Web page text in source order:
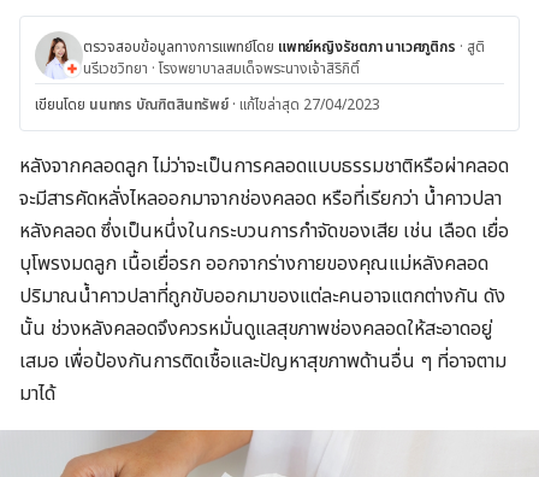
ตรวจสอบข้อมูลทางการแพทย์โดย แพทย์หญิงรัชตภา นาเวศภูติกร · สูติ
นรีเวชวิทยา ·โรงพยาบาลสมเด็จพระนางเจ้าสิริกิติ์
เขียนโดย นนทกร บัณฑิตสินทรัพย์ · แก้ไขล่าสุด 27/04/2023
หลังจากคลอดลูก ไม่ว่าจะเป็นการคลอดแบบธรรมชาติหรือผ่าคลอด
จะมีสารคัดหลั่งไหลออกมาจากช่องคลอด หรือที่เรียกว่า น้ำคาวปลา
หลังคลอด ซึ่งเป็นหนึ่งในกระบวนการกำจัดของเสีย เช่น เลือด เยื่อ
บุโพรงมดลูก เนื้อเยื่อรก ออกจากร่างกายของคุณแม่หลังคลอด
ปริมาณน้ำคาวปลาที่ถูกขับออกมาของแต่ละคนอาจแตกต่างกัน ดัง
นั้น ช่วงหลังคลอดจึงควรหมั่นดูแลสุขภาพช่องคลอดให้สะอาดอยู่
เสมอ เพื่อป้องกันการติดเชื้อและปัญหาสุขภาพด้านอื่น ๆ ที่อาจตาม
มาได้